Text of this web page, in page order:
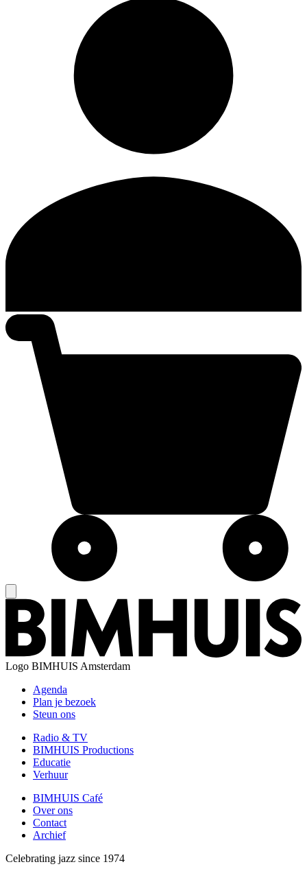
Logo BIMHUIS Amsterdam
Agenda
Plan je bezoek
Steun ons
Radio & TV
BIMHUIS Productions
Educatie
Verhuur
BIMHUIS Café
Over ons
Contact
Archief
Celebrating jazz since 1974